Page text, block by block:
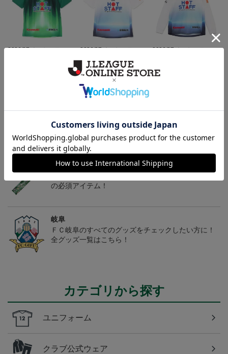
2026/27 オーセンティッ
2026/27 オーセンティッ
nd~岐阜かかみがはら航
空宇宙博物館コラボユニ
13,900円～18,300円
2026/27 オーセンティッ
岐阜かかみがはら航空宇
岐阜
チームマスコットグッズは、サポーターやファン必
見！今すぐチェックしてみてください！
岐阜
の必須アイテム！
岐阜
ＦＣ岐阜のすべてのグッズをチェックしたい方に！
全グッズ一覧はこちら！
カテゴリから探す
ユニフォーム
クラブ公式ウェア